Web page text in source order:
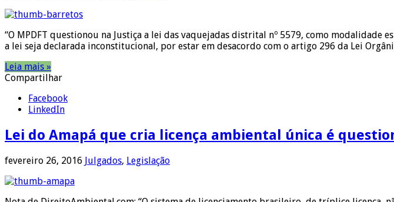
“O MPDFT questionou na Justiça a lei das vaquejadas distrital nº 5579, como modalidade
a lei seja declarada inconstitucional, por estar em desacordo com o artigo 296 da Lei
Leia mais »
Compartilhar
Facebook
LinkedIn
Lei do Amapá que cria licença ambiental única é
fevereiro 26, 2016 Julgados, Legislação